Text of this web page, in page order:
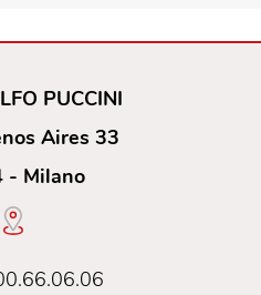
PUCCINI
Aires 33
- Milano